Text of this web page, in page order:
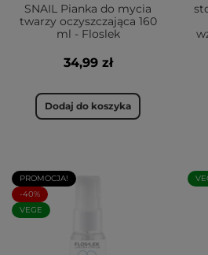
SNAIL Pianka do mycia
twarzy oczyszczająca 160
ml - Floslek
34,99 zł
Dodaj do koszyka
PROMOCJA!
-40%
VEGE